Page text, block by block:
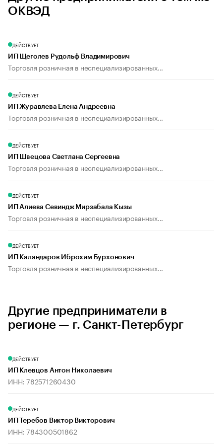
ОКВЭД
ДЕЙСТВУЕТ
ИП Щеголев Рудольф Владимирович
Торговля розничная в неспециализированных...
ДЕЙСТВУЕТ
ИП Журавлева Елена Андреевна
Торговля розничная в неспециализированных...
ДЕЙСТВУЕТ
ИП Швецова Светлана Сергеевна
Торговля розничная в неспециализированных...
ДЕЙСТВУЕТ
ИП Алиева Севиндж Мирзабала Кызы
Торговля розничная в неспециализированных...
ДЕЙСТВУЕТ
ИП Каландаров Иброхим Бурхонович
Торговля розничная в неспециализированных...
Другие предприниматели в
регионе — г. Санкт-Петербург
ДЕЙСТВУЕТ
ИП Клевцов Антон Николаевич
ИНН: 782571260430
ДЕЙСТВУЕТ
ИП Теребов Виктор Викторович
ИНН: 784300501862